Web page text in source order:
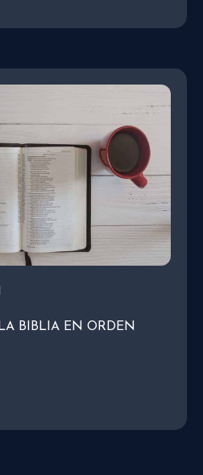
BIBLIA EN ORDEN